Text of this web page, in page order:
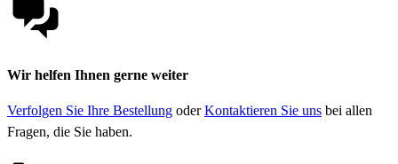
Wir helfen Ihnen gerne weiter
Verfolgen Sie Ihre Bestellung oderKontaktieren Sie uns bei allen
Fragen, die Sie haben.